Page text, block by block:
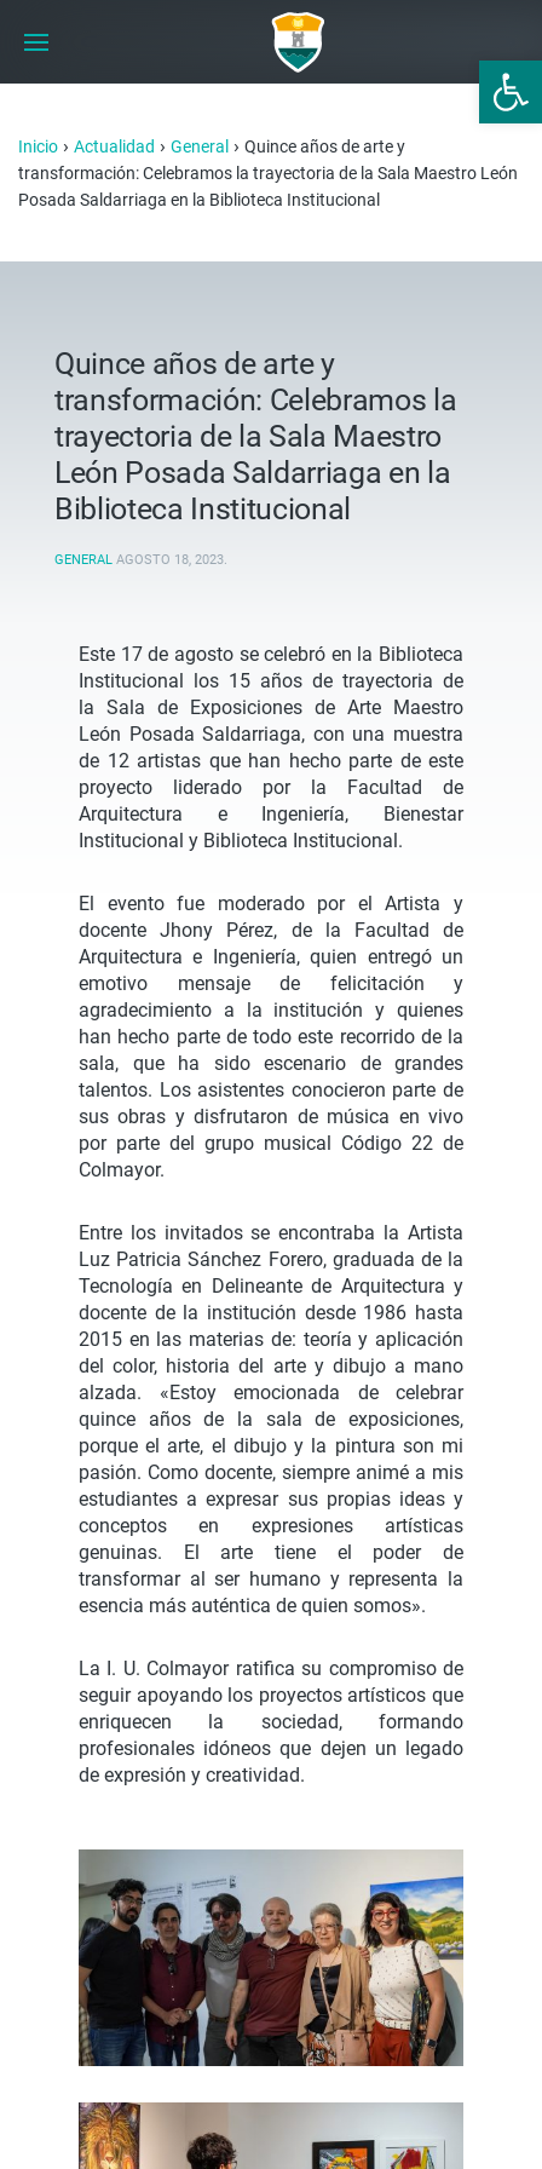
Abrir
Inicio › Actualidad › General › Quince años de arte y
transformación: Celebramos la trayectoria de la Sala Maestro León
Posada Saldarriaga en la Biblioteca Institucional
Quince años de arte y
transformación: Celebramos la
trayectoria de la Sala Maestro
León Posada Saldarriaga en la
Biblioteca Institucional
GENERAL AGOSTO 18, 2023.
Este 17 de agosto se celebró en la Biblioteca
Institucional los 15 años de trayectoria de
la Sala de Exposiciones de Arte Maestro
León Posada Saldarriaga, con una muestra
de 12 artistas que han hecho parte de este
proyecto liderado por la Facultad de
Arquitectura e Ingeniería, Bienestar
Institucional y Biblioteca Institucional.
El evento fue moderado por el Artista y
docente Jhony Pérez, de la Facultad de
Arquitectura e Ingeniería, quien entregó un
emotivo mensaje de felicitación y
agradecimiento a la institución y quienes
han hecho parte de todo este recorrido de la
sala, que ha sido escenario de grandes
talentos. Los asistentes conocieron parte de
sus obras y disfrutaron de música en vivo
por parte del grupo musical Código 22 de
Colmayor.
Entre los invitados se encontraba la Artista
Luz Patricia Sánchez Forero, graduada de la
Tecnología en Delineante de Arquitectura y
docente de la institución desde 1986 hasta
2015 en las materias de: teoría y aplicación
del color, historia del arte y dibujo a mano
alzada. «Estoy emocionada de celebrar
quince años de la sala de exposiciones,
porque el arte, el dibujo y la pintura son mi
pasión. Como docente, siempre animé a mis
estudiantes a expresar sus propias ideas y
conceptos en expresiones artísticas
genuinas. El arte tiene el poder de
transformar al ser humano y representa la
esencia más auténtica de quien somos».
La I. U. Colmayor ratifica su compromiso de
seguir apoyando los proyectos artísticos que
enriquecen la sociedad, formando
profesionales idóneos que dejen un legado
de expresión y creatividad.